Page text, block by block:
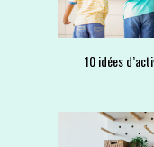
10 idées